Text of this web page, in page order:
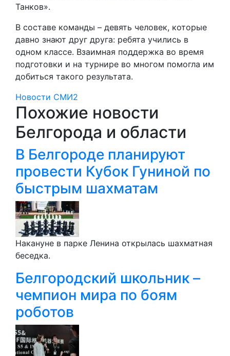
Танков».
В составе команды – девять человек, которые
давно знают друг друга: ребята учились в
одном классе. Взаимная поддержка во время
подготовки и на турнире во многом помогла им
добиться такого результата.
Новости СМИ2
Похожие новости
Белгорода и области
В Белгороде планируют
провести Кубок Гуниной по
быстрым шахматам
Накануне в парке Ленина открылась шахматная
беседка.
Белгородский школьник –
чемпион мира по боям
роботов